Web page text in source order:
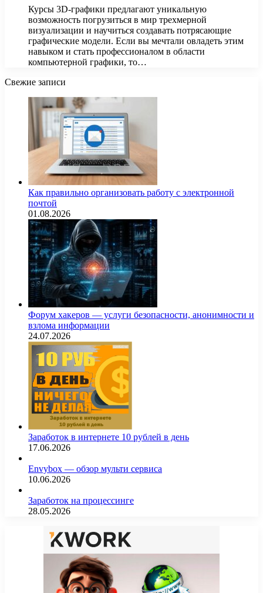
Курсы 3D-графики предлагают уникальную
возможность погрузиться в мир трехмерной
визуализации и научиться создавать потрясающие
графические модели. Если вы мечтали овладеть этим
навыком и стать профессионалом в области
компьютерной графики, то…
Свежие записи
Как правильно организовать работу с электронной
почтой
01.08.2026
Форум хакеров — услуги безопасности, анонимности и
взлома информации
24.07.2026
Заработок в интернете 10 рублей в день
17.06.2026
Envybox — обзор мульти сервиса
10.06.2026
Заработок на процессинге
28.05.2026